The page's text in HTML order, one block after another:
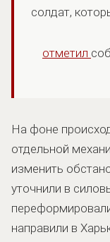
солдат,
отметил
На фоне
отдельной
изменить
уточнили в
направили в